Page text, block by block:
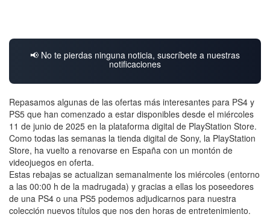
📢 No te pierdas ninguna noticia, suscríbete a nuestras
notificaciones
Repasamos algunas de las ofertas más interesantes para PS4 y
PS5 que han comenzado a estar disponibles desde el miércoles
11 de junio de 2025 en la plataforma digital de PlayStation Store.
Como todas las semanas la tienda digital de Sony, la PlayStation
Store, ha vuelto a renovarse en España con un montón de
videojuegos en oferta.
Estas rebajas se actualizan semanalmente los miércoles (entorno
a las 00:00 h de la madrugada) y gracias a ellas los poseedores
de una PS4 o una PS5 podemos adjudicarnos para nuestra
colección nuevos títulos que nos den horas de entretenimiento.